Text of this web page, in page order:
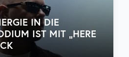
IN DIE
IST MIT „HERE